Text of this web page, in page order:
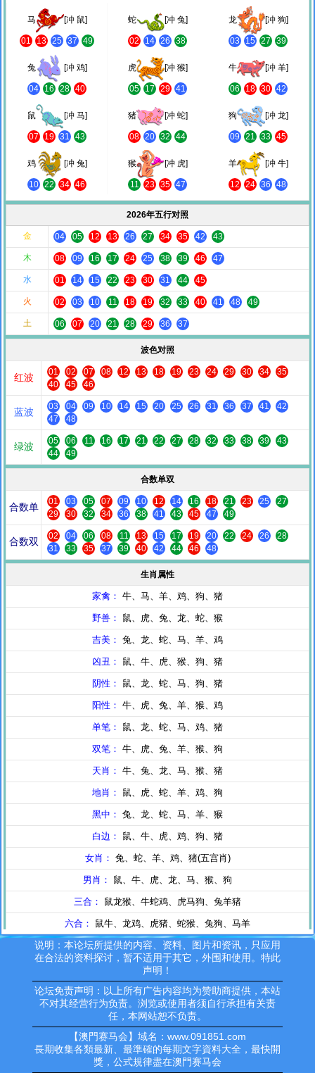
说明：本论坛所提供的内容、资料、图片和资讯，只应用
在合法的资料探讨，暂不适用于其它，外围和使用。特此
声明！
论坛免责声明：以上所有广告内容均为赞助商提供，本站
不对其经营行为负责。浏览或使用者须自行承担有关责
任，本网站恕不负责。
【澳門赛马会】域名：www.091851.com
長期收集各類最新、最準確的每期文字資料大全，最快開
獎，公式規律盡在澳門赛马会